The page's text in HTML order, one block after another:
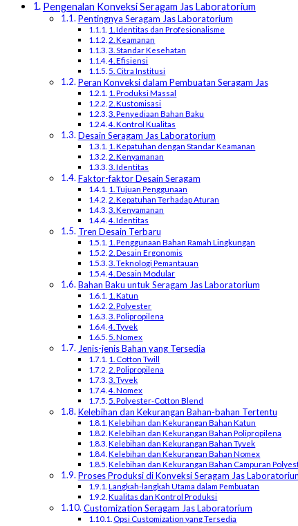
Pengenalan Konveksi Seragam Jas Laboratorium
Pentingnya Seragam Jas Laboratorium
1. Identitas dan Profesionalisme
2. Keamanan
3. Standar Kesehatan
4. Efisiensi
5. Citra Institusi
Peran Konveksi dalam Pembuatan Seragam Jas
1. Produksi Massal
2. Kustomisasi
3. Penyediaan Bahan Baku
4. Kontrol Kualitas
Desain Seragam Jas Laboratorium
1. Kepatuhan dengan Standar Keamanan
2. Kenyamanan
3. Identitas
Faktor-faktor Desain Seragam
1. Tujuan Penggunaan
2. Kepatuhan Terhadap Aturan
3. Kenyamanan
4. Identitas
Tren Desain Terbaru
1. Penggunaan Bahan Ramah Lingkungan
2. Desain Ergonomis
3. Teknologi Pemantauan
4. Desain Modular
Bahan Baku untuk Seragam Jas Laboratorium
1. Katun
2. Polyester
3. Polipropilena
4. Tyvek
5. Nomex
Jenis-jenis Bahan yang Tersedia
1. Cotton Twill
2. Polipropilena
3. Tyvek
4. Nomex
5. Polyester-Cotton Blend
Kelebihan dan Kekurangan Bahan-bahan Tertentu
Kelebihan dan Kekurangan Bahan Katun
Kelebihan dan Kekurangan Bahan Polipropilena
Kelebihan dan Kekurangan Bahan Tyvek
Kelebihan dan Kekurangan Bahan Nomex
Kelebihan dan Kekurangan Bahan Campuran
Proses Produksi di Konveksi Seragam Jas
Langkah-langkah Utama dalam Pembuatan
Kualitas dan Kontrol Produksi
Customization Seragam Jas Laboratorium
Opsi Customization yang Tersedia